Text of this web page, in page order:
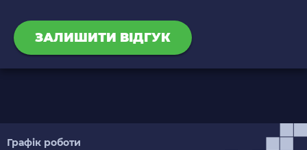
ЗАЛИШИТИ ВІДГУК
Графік роботи